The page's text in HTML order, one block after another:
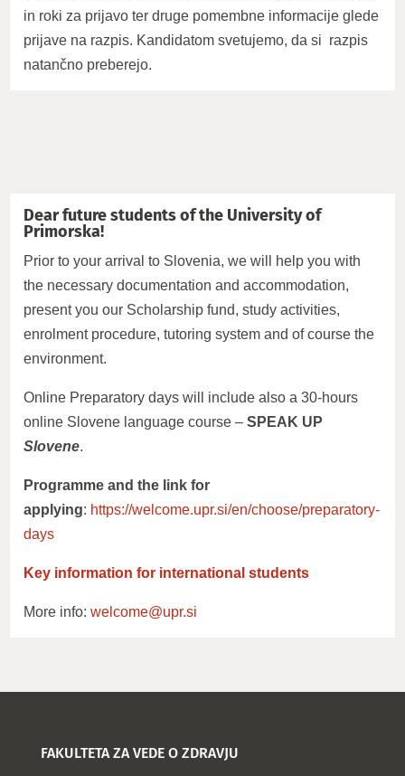
in roki za prijavo ter druge pomembne informacije glede
prijave na razpis. Kandidatom svetujemo, da si razpis
natančno preberejo.
Dear future students of the University of
Primorska!
Prior to your arrival to Slovenia, we will help you with
the necessary documentation and accommodation,
present you our Scholarship fund, study activities,
enrolment procedure, tutoring system and of course the
environment.
Online Preparatory days will include also a 30-hours
online Slovene language course –SPEAK UP
Slovene.
Programme and the link for
applying: https://welcome.upr.si/en/choose/preparatory-
days
Key information for international students
More info:welcome@upr.si
FAKULTETA ZA VEDE O ZDRAVJU